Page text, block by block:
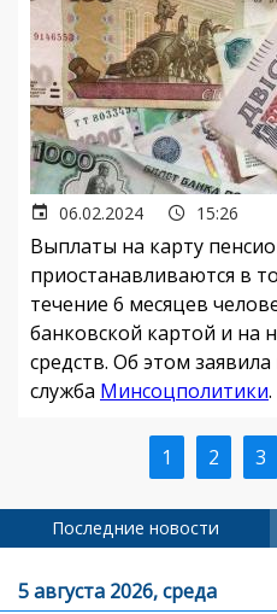
06.02.2024 15:26
Выплаты на карту
приостанавливаются в
течение 6 месяцев
банковской картой и на
средств. Об этом заявила
служба Минсоцполитики.
Текущая
страница
1 2 3
Последние новости
5 августа 2026, среда